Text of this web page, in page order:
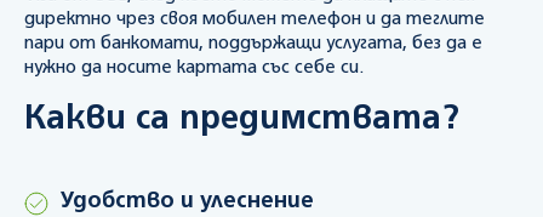
директно чрез своя мобилен телефон и да теглите
пари от банкомати, поддържащи услугата, без да е
нужно да носите картата със себе си.
Какви са предимствата?
Удобство и улеснение